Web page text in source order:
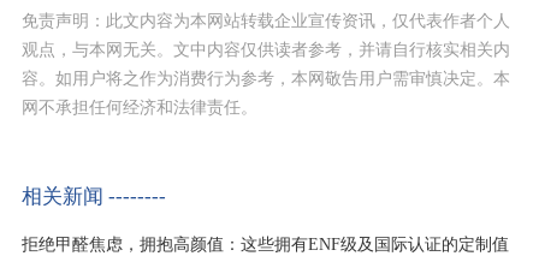
免责声明：此文内容为本网站转载企业宣传资讯，仅代表作者个人
观点，与本网无关。文中内容仅供读者参考，并请自行核实相关内
容。如用户将之作为消费行为参考，本网敬告用户需审慎决定。本
网不承担任何经济和法律责任。
相关新闻 --------
拒绝甲醛焦虑，拥抱高颜值：这些拥有ENF级及国际认证的定制值